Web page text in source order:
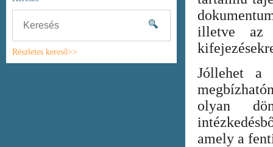
Részletes kereső>>
illetve az
Jóllehet a
olyan
amely a